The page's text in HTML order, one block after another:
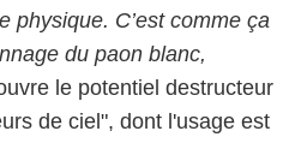
physique. C’est comme ça
du paon blanc,
le potentiel destructeur
de ciel", dont l'usage est